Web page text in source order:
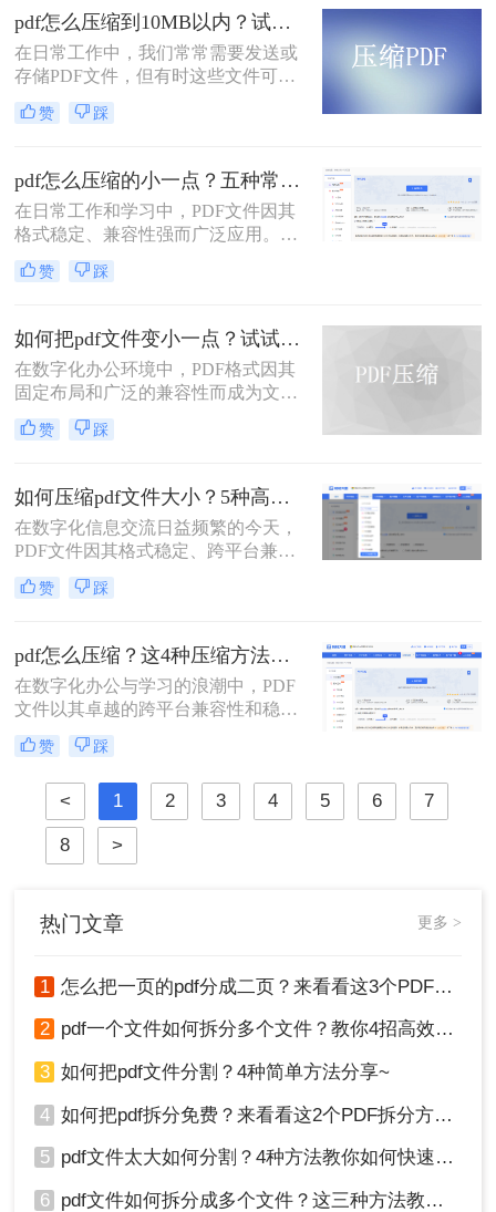
下载耗时、设备存储空间告急。pdf压
缩文件怎么压缩最小，成为许多人迫
切需要的技能。
pdf怎么压缩到10MB以内？试试这4个压缩方法！
在日常工作中，我们常常需要发送或
存储PDF文件，但有时这些文件可能
会过大，导致传输不便或者占用过多
存储空间。为了应对这种情况，我们
确保文件大小不超过10MB。那么pdf
怎么压缩到10MB以内呢？本文将介
绍几种常用的PDF压缩方法。
赞 踩
pdf怎么压缩的小一点？五种常用有效方法详解！
在日常工作和学习中，PDF文件因其
格式稳定、兼容性强而广泛应用。然
而，PDF文件体积过大时，会带来诸
多不便，例如传输速度慢、存储空间
握压缩PDF文件的方法至关重要。那
么呢？本文将详细介绍多种常用且有
效的pdf压缩方法。通过遵循这些指
南，您可以轻松减小PDF文件体积，
提升效率。
赞 踩
如何把pdf文件变小一点？试试这两种简单有效的方法压缩大小
在数字化办公环境中，PDF格式因其
固定布局和广泛的兼容性而成为文档
分享的理想选择。然而，当PDF文件
包含大量图像或复杂排版时，其体积
处理带来不便。那么如何把pdf文件变
小一点呢？本文将介绍两种简单有效
的方法来压缩PDF文件大小，帮助您
节省空间并提高工作效率。
赞 踩
如何压缩pdf文件大小？5种高效压缩全面解析！
在数字化信息交流日益频繁的今天，
PDF文件因其格式稳定、跨平台兼容
的特性而成为文档分发的首选。然
而，过大的PDF文件常常带来诸多不
统响应、导致电子邮件附件发送失败
或严重影响网络传输与下载效率。因
此，掌握高效、可靠的pdf压缩技术，
对于提升个人与团队的工作效率至关
重要。那么如何压缩pdf文件大小呢？
本文将深入探讨多种主流且高效的
PDF压缩方法，从在线工具、专业软
件到命令行技术与预处理技巧，为您
提供一个全面、详尽的解决方案库。
赞 踩
pdf怎么压缩？这4种压缩方法助您pdf文件“瘦身”！
在数字化办公与学习的浪潮中，PDF
文件以其卓越的跨平台兼容性和稳定
的格式呈现，成为了我们日常工作、
学习和交流中不可或缺的载体。然
而，随着高分辨率图像、嵌入字体和
复杂排版的广泛应用，PDF文件的体
积也日益“臃肿”。一个几十兆甚至上
百兆的PDF文件，不仅占用宝贵的存
常缓慢且不便。
赞 踩
< 1 2 3 4 5 6 7
8 >
热门文章 更多 >
1 怎么把一页的pdf分成二页？来看看这3个PDF拆分方法！
2 pdf一个文件如何拆分多个文件？教你4招高效又简单！
3 如何把pdf文件分割？4种简单方法分享~
4 如何把pdf拆分免费？来看看这2个PDF拆分方法！
5 pdf文件太大如何分割？4种方法教你如何快速拆分！
6 pdf文件如何拆分成多个文件？这三种方法教你轻松拆分！